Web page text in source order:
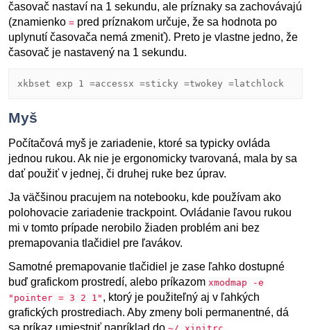
časovač nastaví na 1 sekundu, ale príznaky sa zachovávajú
(znamienko = pred príznakom určuje, že sa hodnota po
uplynutí časovača nemá zmeniť). Preto je vlastne jedno, že
časovač je nastavený na 1 sekundu.
Myš
Počítačová myš je zariadenie, ktoré sa typicky ovláda
jednou rukou. Ak nie je ergonomicky tvarovaná, mala by sa
dať použiť v jednej, či druhej ruke bez úprav.
Ja väčšinou pracujem na notebooku, kde používam ako
polohovacie zariadenie trackpoint. Ovládanie ľavou rukou
mi v tomto prípade nerobilo žiaden problém ani bez
premapovania tlačidiel pre ľavákov.
Samotné premapovanie tlačidiel je zase ľahko dostupné
buď grafickom prostredí, alebo príkazom xmodmap -e
"pointer = 3 2 1" , ktorý je použiteľný aj v ľahkých
grafických prostrediach. Aby zmeny boli permanentné, dá
sa príkaz umiestniť napríklad do
.